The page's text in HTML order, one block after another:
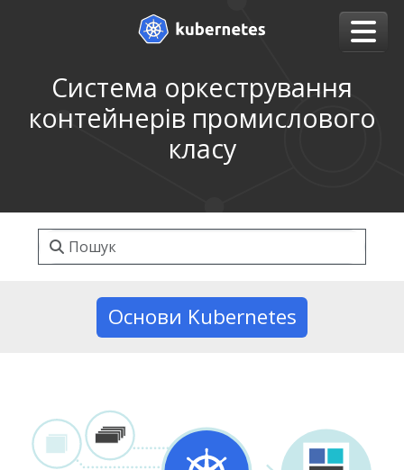
Система оркестрування
контейнерів промислового
класу
Основи Kubernetes